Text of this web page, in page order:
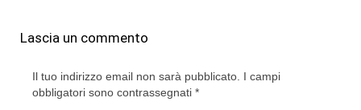
Lascia un commento
Il tuo indirizzo email non sarà pubblicato. I campi
obbligatori sono contrassegnati *